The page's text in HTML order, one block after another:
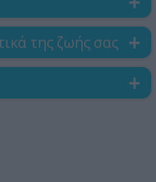
της ζωής σας